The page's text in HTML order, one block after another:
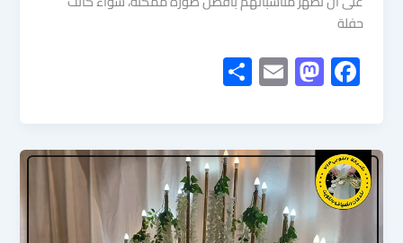
حفلة
F
ac
b
o
ok
M
as
d
o
n
E
m
e